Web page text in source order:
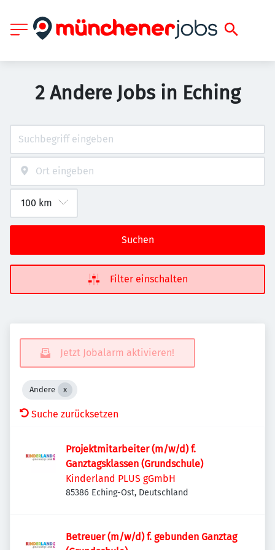
2 Andere Jobs in Eching
Suchen
Filter einschalten
Jetzt Jobalarm aktivieren!
Andere
Suche zurücksetzen
Projektmitarbeiter (m/w/d) f.
Ganztagsklassen (Grundschule)
Kinderland PLUS gGmbH
85386 Eching-Ost, Deutschland
Betreuer (m/w/d) f. gebunden Ganztag